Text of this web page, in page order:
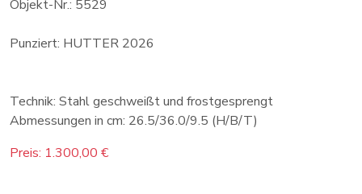
Objekt-Nr.: 5529
Punziert: HUTTER 2026
Technik: Stahl geschweißt und frostgesprengt
Abmessungen in cm: 26.5/36.0/9.5 (H/B/T)
Preis: 1.300,00 €